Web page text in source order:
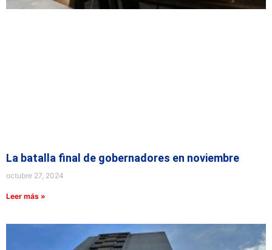
La batalla final de gobernadores en noviembre
octubre 27, 2024
Leer más »